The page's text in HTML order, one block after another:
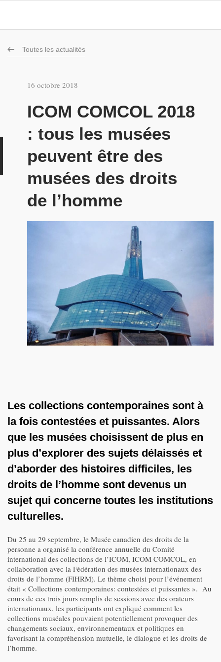
Toutes les actualités
16 octobre 2018
ICOM COMCOL 2018
: tous les musées
peuvent être des
musées des droits
de l’homme
Les collections contemporaines sont à
la fois contestées et puissantes. Alors
que les musées choisissent de plus en
plus d’explorer des sujets délaissés et
d’aborder des histoires difficiles, les
droits de l’homme sont devenus un
sujet qui concerne toutes les institutions
culturelles.
Du 25 au 29 septembre, le Musée canadien des droits de la
personne a organisé la conférence annuelle du Comité
international des collections de l’ICOM, ICOM COMCOL, en
collaboration avec la Fédération des musées internationaux des
droits de l’homme (FIHRM). Le thème choisi pour l’événement
était « Collections contemporaines: contestées et puissantes ». Au
cours de ces trois jours remplis de sessions avec des orateurs
internationaux, les participants ont expliqué comment les
collections muséales pouvaient potentiellement provoquer des
changements sociaux, environnementaux et politiques en
favorisant la compréhension mutuelle, le dialogue et les droits de
l’homme.